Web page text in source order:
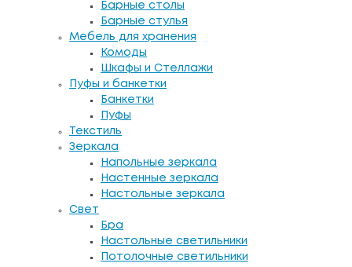
Барные столы
Барные стулья
Мебель для хранения
Комоды
Шкафы и Стеллажи
Пуфы и банкетки
Банкетки
Пуфы
Текстиль
Зеркала
Напольные зеркала
Настенные зеркала
Настольные зеркала
Свет
Бра
Настольные светильники
Потолочные светильники